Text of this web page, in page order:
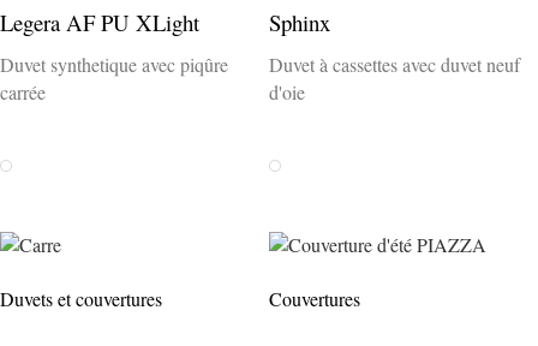
Legera AF PU XLight
Duvet synthetique avec piqûre
carrée
Weiss
Sphinx
Duvet à cassettes avec duvet neuf
d'oie
Weiss
Duvets et couvertures Couvertures